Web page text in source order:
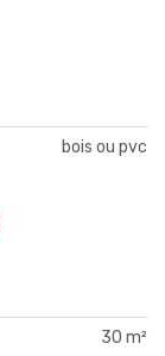
bois ou pvc
30 m²